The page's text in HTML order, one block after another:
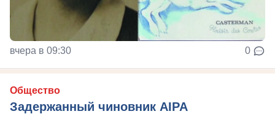
вчера в 09:30 0
Общество
Задержанный чиновник AIPA